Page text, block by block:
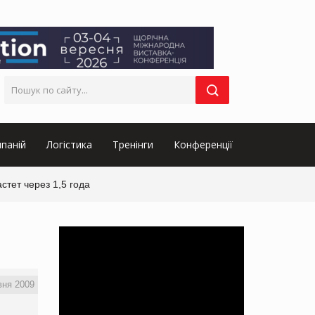
Логістика Тренінги Конференції
через 1,5 года
2009